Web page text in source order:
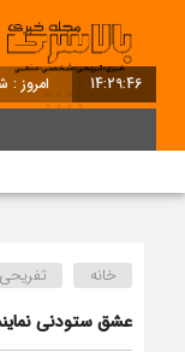
14:29:46 امروز : شنبه, ۱۷
خانه
عشق ستودنی